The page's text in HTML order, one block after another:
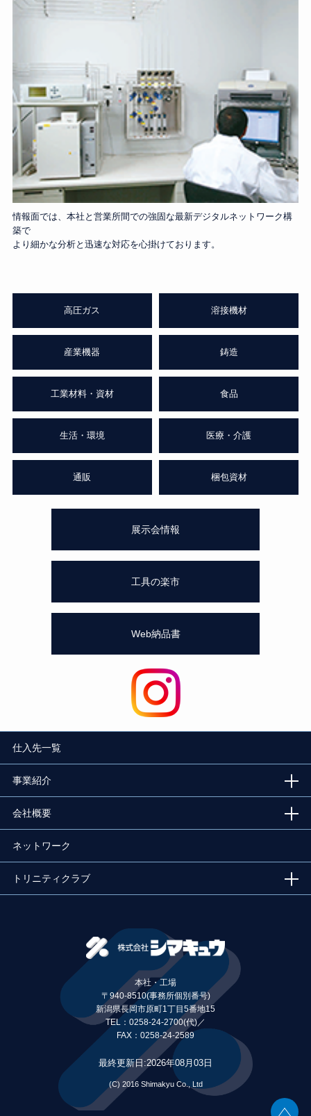
情報面では、本社と営業所間での強固な最新デジタルネットワーク構
築で
より細かな分析と迅速な対応を心掛けております。
高圧ガス 溶接機材
産業機器 鋳造
工業材料・資材 食品
生活・環境 医療・介護
通販 梱包資材
展示会情報
工具の楽市
Web納品書
仕入先一覧
事業紹介
会社概要
ネットワーク
トリニティクラブ
本社・工場
〒940-8510(事務所個別番号)
新潟県長岡市原町1丁目5番地15
TEL：0258-24-2700(代)／
FAX：0258-24-2589
最終更新日:2026年08月03日
(C) 2016 Shimakyu Co., Ltd